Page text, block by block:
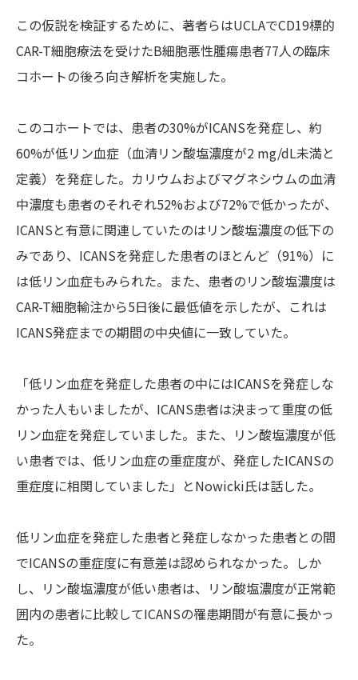
この仮説を検証するために、著者らはUCLAでCD19標的
CAR-T細胞療法を受けたB細胞悪性腫瘍患者77人の臨床
コホートの後ろ向き解析を実施した。
このコホートでは、患者の30%がICANSを発症し、約
60%が低リン血症（血清リン酸塩濃度が2 mg/dL未満と
定義）を発症した。カリウムおよびマグネシウムの血清
中濃度も患者のそれぞれ52%および72%で低かったが、
ICANSと有意に関連していたのはリン酸塩濃度の低下の
みであり、ICANSを発症した患者のほとんど（91%）に
は低リン血症もみられた。また、患者のリン酸塩濃度は
CAR-T細胞輸注から5日後に最低値を示したが、これは
ICANS発症までの期間の中央値に一致していた。
「低リン血症を発症した患者の中にはICANSを発症しな
かった人もいましたが、ICANS患者は決まって重度の低
リン血症を発症していました。また、リン酸塩濃度が低
い患者では、低リン血症の重症度が、発症したICANSの
重症度に相関していました」とNowicki氏は話した。
低リン血症を発症した患者と発症しなかった患者との間
でICANSの重症度に有意差は認められなかった。しか
し、リン酸塩濃度が低い患者は、リン酸塩濃度が正常範
囲内の患者に比較してICANSの罹患期間が有意に長かっ
た。